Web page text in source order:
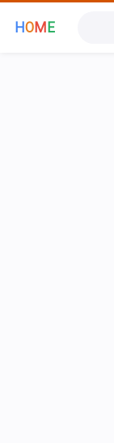
HOME